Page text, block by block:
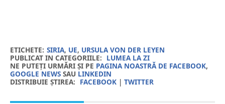
ETICHETE: SIRIA, UE, URSULA VON DER LEYEN
PUBLICAT IN CATEGORIILE: LUMEA LA ZI
NE PUTEȚI URMĂRI ȘI PE PAGINA NOASTRĂ DE FACEBOOK,
GOOGLE NEWSSAU LINKEDIN
DISTRIBUIE ȘTIREA: FACEBOOK| TWITTER